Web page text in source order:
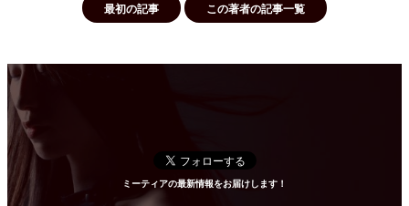
最初の記事 この著者の記事一覧
ミーティアの最新情報をお届けします！